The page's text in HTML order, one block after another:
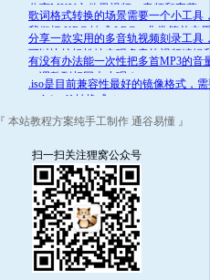
分离MKV文件里视频、音频和字幕
歌词格式转换的场景需要一个小工具
我们把 KRC 转成 LRC，非常简单实
分享一款实用的多音轨视频刻录工具
可以比较轻松地实现多音轨视频编辑
录
有没有办法能一次性把多首MP3的音
一调整到相同大小呢？
.iso是目前兼容性最好的镜像格式，
.mds/.mdf 转换成 .iso
『 本站教程方案纯手工制作 通谷易懂 』
扫一扫关注狸窝公众号